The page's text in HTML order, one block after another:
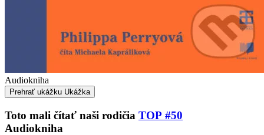
Audiokniha
Prehrať ukážku Ukážka
Toto mali čítať naši rodičia TOP #50
Audiokniha